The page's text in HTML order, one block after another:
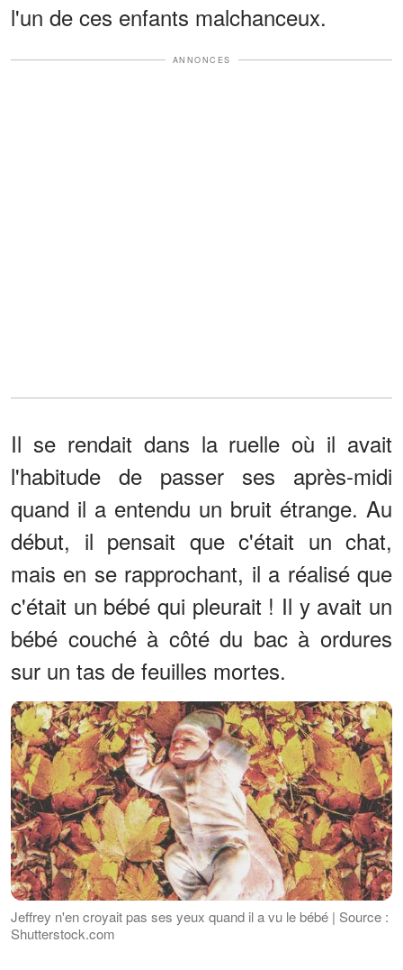
l'un de ces enfants malchanceux.
ANNONCES
Il se rendait dans la ruelle où il avait
l'habitude de passer ses après-midi
quand il a entendu un bruit étrange. Au
début, il pensait que c'était un chat,
mais en se rapprochant, il a réalisé que
c'était un bébé qui pleurait ! Il y avait un
bébé couché à côté du bac à ordures
sur un tas de feuilles mortes.
Jeffrey n'en croyait pas ses yeux quand il a vu le bébé | Source :
Shutterstock.com